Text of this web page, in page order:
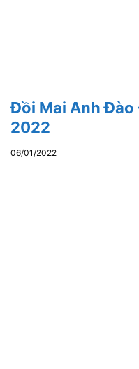
Đồi Mai Anh Đào
2022
06/01/2022